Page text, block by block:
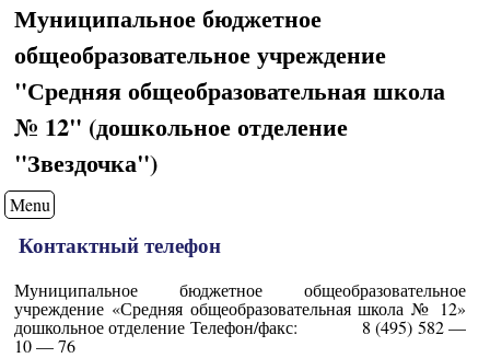
Муниципальное бюджетное
общеобразовательное учреждение
"Средняя общеобразовательная школа
№ 12" (дошкольное отделение
"Звездочка")
Menu
Контактный телефон
Муниципальное бюджетное общеобразовательное
учреждение «Средняя общеобразовательная школа № 12»
дошкольное отделение Телефон/факс: 8 (495) 582 —
10 — 76